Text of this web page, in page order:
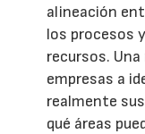
alineación
los procesos
recursos.
empresas a
realmente
qué áreas